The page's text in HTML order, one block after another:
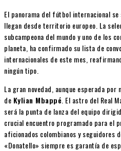
El panorama del fútbol internacional
llegan desde territorio europeo. La
subcampeona del mundo y uno de los
planeta, ha confirmado su lista de
internacionales de este mes,
ningún tipo.
La gran novedad, aunque esperada
de Kylian Mbappé . El astro del Real
será la punta de lanza del equipo
crucial encuentro programado para el
aficionados colombianos y seguidores
«Donatello» siempre es garantía de